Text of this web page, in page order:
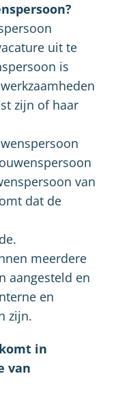
uit te
is
zijn of haar
van
dat de
meerdere
aangesteld en
en
zijn.
in
van